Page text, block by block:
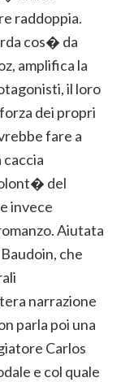
raddoppia.
cos� da
amplifica la
il loro
dei propri
fare a
del
invece
Aiutata
che
narrazione
parla poi una
Carlos
e col quale